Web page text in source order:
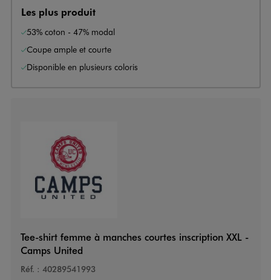
Les plus produit
53% coton - 47% modal
Coupe ample et courte
Disponible en plusieurs coloris
Tee-shirt femme à manches courtes inscription XXL -
Camps United
Réf. : 40289541993